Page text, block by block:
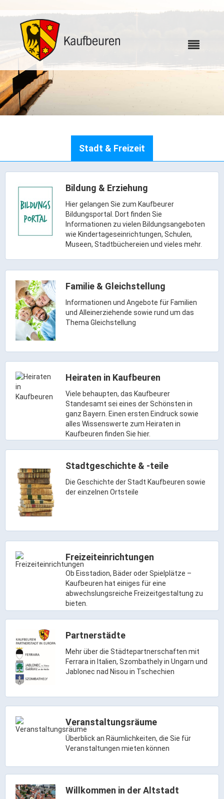
Bürgerservice
Wo erledige ich was
Rathaus Digital
Bauflächen & Förderung
Öffnungszeiten / Terminvereinbarung
Wetter & Unwetter
Internet Portale
Kaufbeuren Maps
Oberbürgermeister
Bürgermeister / Bürgermeisterin
Stadtrat & Sitzungen
Beauftragte des Stadtrats
Abteilungen & Sachgebiete
Ortsrecht & Bekanntmachungen
Bauleitplanung & Stadtentwicklung
Stellenangebote
Haushaltsplan
Stadt & Freizeit
Bildung & Erziehung
Familie & Gleichstellung
Heiraten in Kaufbeuren
Stadtgeschichte & -teile
Veranstaltungsräume
Willkommen in der Altstadt
Gesundheit
Integration & Vielfalt
Kulturgenießer
Stadt & Freizeit
Bildung & Erziehung
Hier gelangen Sie zum Kaufbeurer
Bildungsportal. Dort finden Sie
Informationen zu vielen Bildungsangeboten
wie Kindertageseinrichtungen, Schulen,
Museen, Stadtbüchereien und vieles mehr.
Familie & Gleichstellung
Informationen und Angebote für Familien
und Alleinerziehende sowie rund um das
Thema Gleichstellung
Heiraten in Kaufbeuren
Viele behaupten, das Kaufbeurer
Standesamt sei eines der Schönsten in
ganz Bayern. Einen ersten Eindruck sowie
alles Wissenswerte zum Heiraten in
Kaufbeuren finden Sie hier.
Stadtgeschichte & -teile
Die Geschichte der Stadt Kaufbeuren sowie
der einzelnen Ortsteile
Freizeiteinrichtungen
Ob Eisstadion, Bäder oder Spielplätze –
Kaufbeuren hat einiges für eine
abwechslungsreiche Freizeitgestaltung zu
bieten.
Partnerstädte
Mehr über die Städtepartnerschaften mit
Ferrara in Italien, Szombathely in Ungarn und
Jablonec nad Nisou in Tschechien
Veranstaltungsräume
Überblick an Räumlichkeiten, die Sie für
Veranstaltungen mieten können
Willkommen in der Altstadt